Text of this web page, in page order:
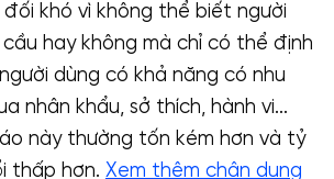
khó vì không thể biết người
hay không mà chỉ có thể định
dùng có khả năng có nhu
nhân khẩu, sở thích, hành vi…
này thường tốn kém hơn và tỷ
thấp hơn. Xem thêm chân dung